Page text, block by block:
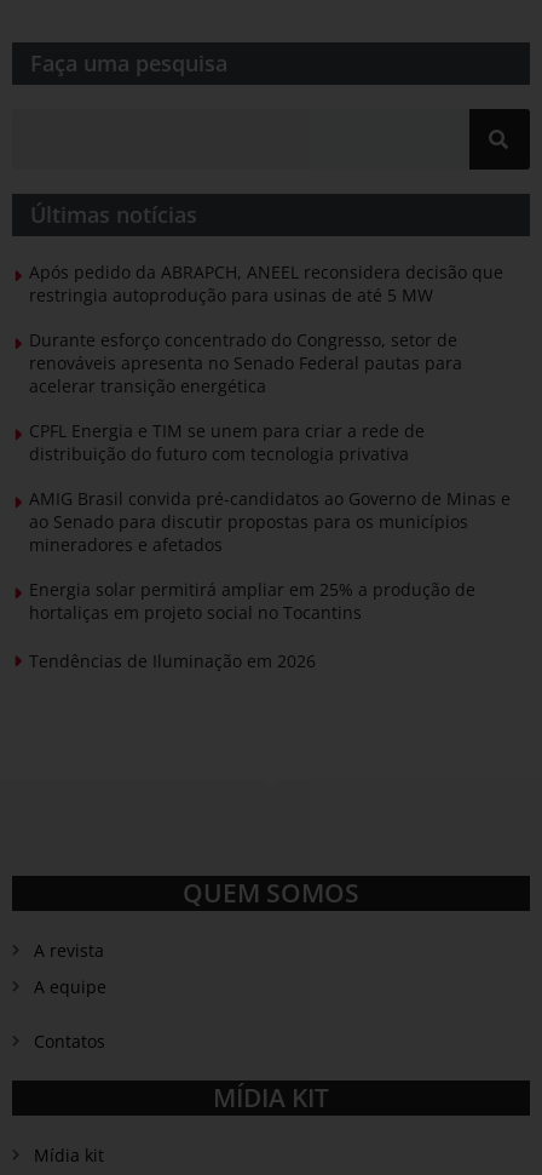
Faça uma pesquisa​​
Últimas notícias
Após pedido da ABRAPCH, ANEEL reconsidera decisão que
restringia autoprodução para usinas de até 5 MW
Durante esforço concentrado do Congresso, setor de
renováveis apresenta no Senado Federal pautas para
acelerar transição energética
CPFL Energia e TIM se unem para criar a rede de
distribuição do futuro com tecnologia privativa
AMIG Brasil convida pré-candidatos ao Governo de Minas e
ao Senado para discutir propostas para os municípios
mineradores e afetados
Energia solar permitirá ampliar em 25% a produção de
hortaliças em projeto social no Tocantins
Tendências de Iluminação em 2026
QUEM SOMOS
A revista
A equipe
Contatos
MÍDIA KIT
Mídia kit